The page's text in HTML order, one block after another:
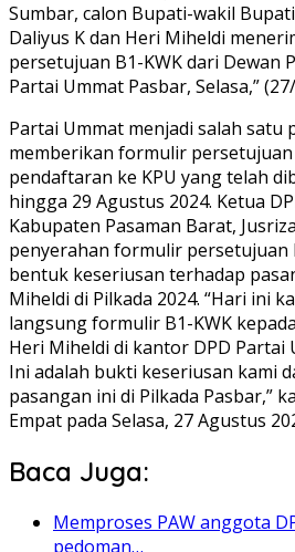
Sumbar, calon Bupati-wakil
Daliyus K dan Heri Miheldi
persetujuan B1-KWK dari Dewan
Partai Ummat Pasbar, Selasa,”
Partai Ummat menjadi salah
memberikan formulir
pendaftaran ke KPU yang telah
hingga 29 Agustus 2024. Ketua
Kabupaten Pasaman Barat,
penyerahan formulir persetujuan
bentuk keseriusan terhadap
Miheldi di Pilkada 2024. “Hari ini
langsung formulir B1-KWK
Heri Miheldi di kantor DPD Partai
Ini adalah bukti keseriusan kami
pasangan ini di Pilkada Pasbar,”
Empat pada Selasa, 27 Agustus
Baca Juga:
Memproses PAW anggota
pedoman…